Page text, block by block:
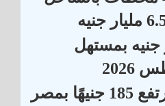
31 مليار جنيه بمستهل
سعر الذهب عيار 21 يرتفع 185 جنيهًا بمصر